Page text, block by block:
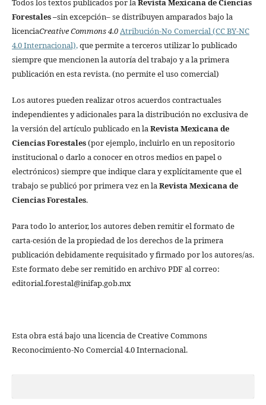
Todos los textos publicados por laRevista Mexicana de Ciencias
Forestales–sin excepción– se distribuyen amparados bajo la
licenciaCreative Commons 4.0Atribución-No Comercial (CC BY-NC
4.0 Internacional),que permite a terceros utilizar lo publicado
siempre que mencionen la autoría del trabajo y a la primera
publicación en esta revista. (no permite el uso comercial)
Los autores pueden realizar otros acuerdos contractuales
independientes y adicionales para la distribución no exclusiva de
la versión del artículo publicado en laRevista Mexicana de
Ciencias Forestales(por ejemplo, incluirlo en un repositorio
institucional o darlo a conocer en otros medios en papel o
electrónicos) siempre que indique clara y explícitamente que el
trabajo se publicó por primera vez en laRevista Mexicana de
Ciencias Forestales.
Para todo lo anterior, los autores deben remitir el formato de
carta-cesión de la propiedad de los derechos de la primera
publicación debidamente requisitado y firmado por los autores/as.
Este formato debe ser remitido en archivo PDF al correo:
editorial.forestal@inifap.gob.mx
Esta obra está bajo una licencia de Creative Commons
Reconocimiento-No Comercial 4.0 Internacional.